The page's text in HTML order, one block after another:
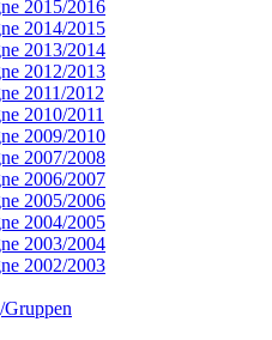
2015/2016
2014/2015
2013/2014
2012/2013
2011/2012
2010/2011
2009/2010
2007/2008
2006/2007
2005/2006
2004/2005
2003/2004
2002/2003